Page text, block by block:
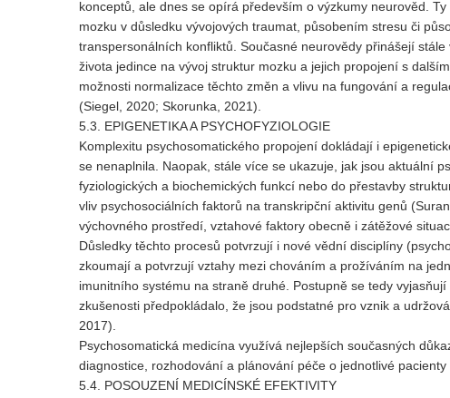
konceptů, ale dnes se opírá především o výzkumy neurověd.
mozku v důsledku vývojových traumat, působením stresu či
transpersonálních konfliktů. Současné neurovědy přinášejí
života jedince na vývoj struktur mozku a jejich propojení s
možnosti normalizace těchto změn a vlivu na fungování a
(Siegel, 2020; Skorunka, 2021).
5.3. EPIGENETIKA A PSYCHOFYZIOLOGIE
Komplexitu psychosomatického propojení dokládají i
se nenaplnila. Naopak, stále více se ukazuje, jak jsou aktuální
fyziologických a biochemických funkcí nebo do přestavby
vliv psychosociálních faktorů na transkripční aktivitu genů
výchovného prostředí, vztahové faktory obecně i zátěžové
Důsledky těchto procesů potvrzují i nové vědní disciplíny
zkoumají a potvrzují vztahy mezi chováním a prožíváním na
imunitního systému na straně druhé. Postupně se tedy
zkušenosti předpokládalo, že jsou podstatné pro vznik a
2017).
Psychosomatická medicína využívá nejlepších současných
diagnostice, rozhodování a plánování péče o jednotlivé
5.4. POSOUZENÍ MEDICÍNSKÉ EFEKTIVITY